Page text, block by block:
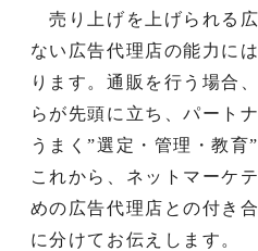
売り上げを上げられる
ない広告代理店の能力に
ります。通販を行う場合
らが先頭に立ち、パート
うまく”選定・管理・教育
これから、ネットマーケ
めの広告代理店との付き
に分けてお伝えします。